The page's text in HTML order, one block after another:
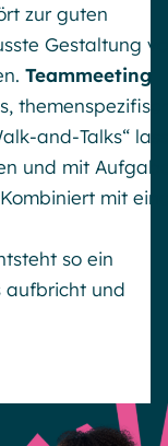
zur guten
Gestaltung
Teammeeting
and-Talks“
und mit
mit
so ein
aufbricht und